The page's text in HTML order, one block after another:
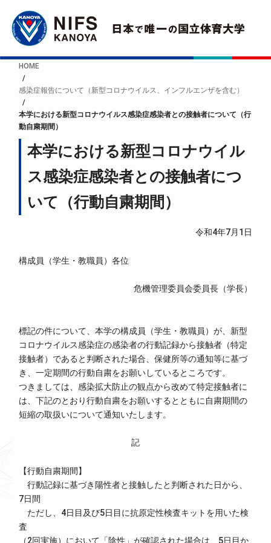
HOME
感染症報告について（新型コロナウイルス、インフルエンザを含む）
本学における新型コロナウイルス感染症感染者との接触者について（行
動自粛期間）
本学における新型コロナウイル
ス感染症感染者との接触者につ
いて（行動自粛期間）
令和4年7月1日
構成員（学生・教職員）各位
危機管理委員会委員長（学長）
標記の件について、本学の構成員（学生・教職員）が、新型
コロナウイルス感染症の感染者の行動記録から接触者（特定
接触者）であると判断された場合、保健所等の通知等に基づ
き、一定期間の行動自粛をお願いしているところです。
つきましては、感染拡大防止の観点から改めて特定接触者に
は、下記のとおり行動自粛をお願いするとともに自粛期間の
短縮の取扱いについて通知いたします。
記
【行動自粛期間】
行動記録に基づき陽性者と接触したと判断された日から、
7日間
ただし、4日目及び5日目に抗原定性検査キットを用いた検
査
（2回実施）において「陰性」が確認された場合は、5日目か